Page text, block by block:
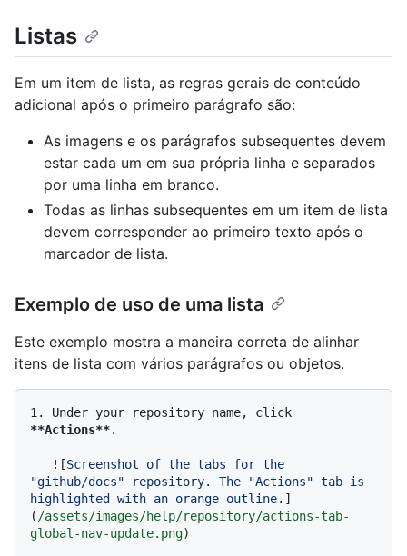
Listas
Em um item de lista, as regras gerais de conteúdo
adicional após o primeiro parágrafo são:
As imagens e os parágrafos subsequentes devem
estar cada um em sua própria linha e separados
por uma linha em branco.
Todas as linhas subsequentes em um item de lista
devem corresponder ao primeiro texto após o
marcador de lista.
Exemplo de uso de uma lista
Este exemplo mostra a maneira correta de alinhar
itens de lista com vários parágrafos ou objetos.
1.
**Actions**.
   ![
Screenshot of the tabs for the
"github/docs" repository. The "Actions" tab is
highlighted with an orange outline. ]
(/assets/images/help/repository/actions-tab-
global-nav-update.png)